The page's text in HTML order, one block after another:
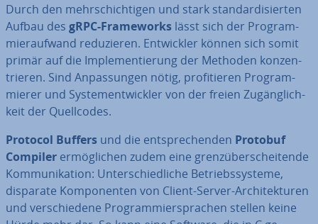
Durch den mehr­schich­ti­gen und stark stan­dar­di­sier­ten
Aufbau des gRPC-Frame­works lässt sich der Pro­gram­
mier­auf­wand re­du­zie­ren. Ent­wick­ler können sich somit
primär auf die Im­ple­men­tie­rung der Methoden kon­zen­
trie­ren. Sind An­pas­sun­gen nötig, pro­fi­tie­ren Pro­gram­
mie­rer und Sys­tem­ent­wick­ler von der freien Zu­gäng­lich­
keit der Quell­codes.
Protocol Buffers und die ent­spre­chen­den Protobuf
Compiler er­mög­li­chen zudem eine grenz­über­schei­ten­de
Kom­mu­ni­ka­ti­on: Un­ter­schied­li­che Be­triebs­sys­te­me,
disparate Kom­po­nen­ten von Client-Server-Ar­chi­tek­tu­ren
und ver­schie­de­ne Pro­gram­mier­spra­chen stellen keine